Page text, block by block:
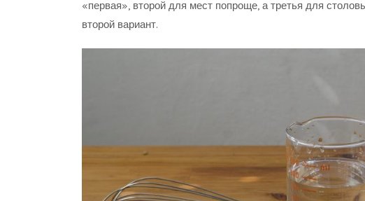
«первая», второй для мест попроще, а третья для
второй вариант.